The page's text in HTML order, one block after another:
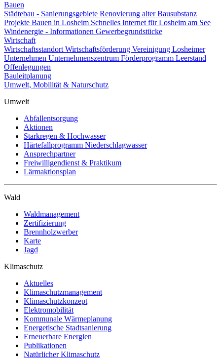
Bauen
Städtebau - Sanierungsgebiete Renovierung alter Bausubstanz
Projekte Bauen in Losheim Schnelles Internet für Losheim am See
Windenergie - Informationen Gewerbegrundstücke
Wirtschaft
Wirtschaftsstandort Wirtschaftsförderung Vereinigung Losheimer
Unternehmen Unternehmenszentrum Förderprogramm Leerstand
Offenlegungen
Bauleitplanung
Umwelt, Mobilität & Naturschutz
Umwelt
Abfallentsorgung
Aktionen
Starkregen & Hochwasser
Härtefallprogramm Niederschlagwasser
Ansprechpartner
Freiwilligendienst & Praktikum
Lärmaktionsplan
Wald
Waldmanagement
Zertifizierung
Brennholzwerber
Karte
Jagd
Klimaschutz
Aktuelles
Klimaschutzmanagement
Klimaschutzkonzept
Elektromobilität
Kommunale Wärmeplanung
Energetische Stadtsanierung
Erneuerbare Energien
Publikationen
Natürlicher Klimaschutz